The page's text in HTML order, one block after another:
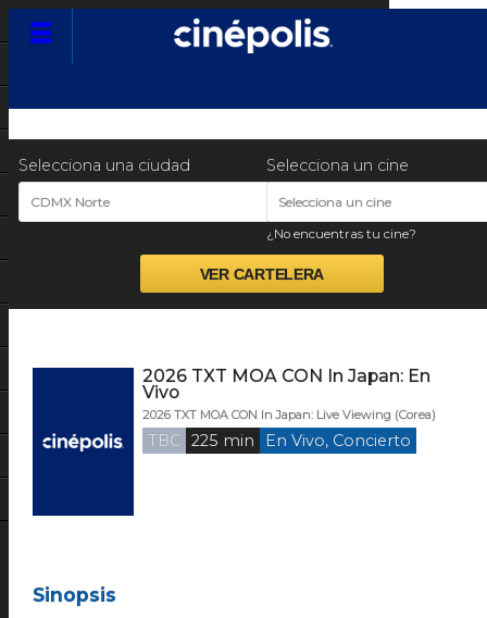
Preventas
Más que cine
Muestras y Festivales
Nuestras Marcas
Paloma & Nacho
Selecciona una ciudad
CDMX Norte
Selecciona un cine
Selecciona un cine
¿No encuentras tu cine?
2026 TXT MOA CON In Japan: En
Vivo
2026 TXT MOA CON In Japan: Live Viewing (Corea)
TBC 225 min En Vivo, Concierto
Sinopsis